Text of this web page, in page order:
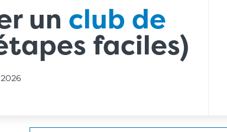
un club de
faciles)